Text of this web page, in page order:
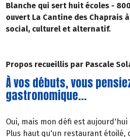
Blanche qui sert huit écoles -
ouvert La Cantine des Chaprais
social, culturel et alternatif.
Propos recueillis par Pascale
À vos débuts, vous
gastronomique...
Oui, mais mon défi est
Plus haut qu'un restaurant étoilé,